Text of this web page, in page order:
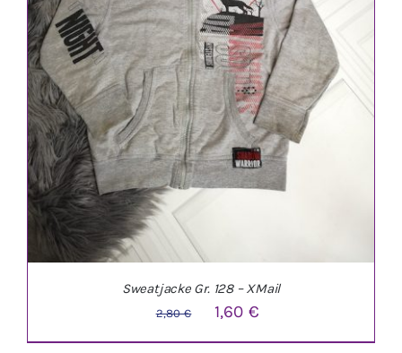
Sweatjacke Gr. 128 – XMail
2,80€
Ursprünglicher
Preis
1,60€
Preis